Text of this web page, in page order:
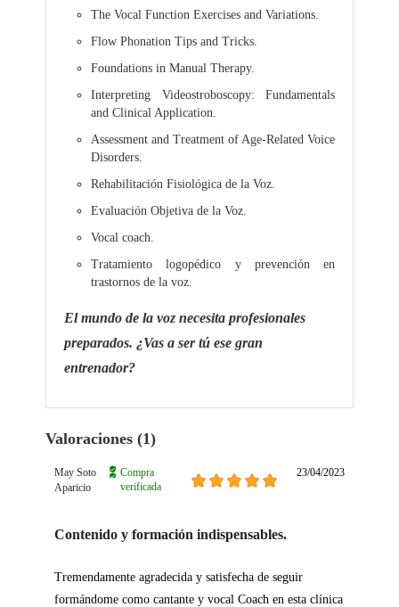
The Vocal Function Exercises and Variations.
Flow Phonation Tips and Tricks.
Foundations in Manual Therapy.
Interpreting Videostroboscopy: Fundamentals
and Clinical Application.
Assessment and Treatment of Age-Related Voice
Disorders.
Rehabilitación Fisiológica de la Voz.
Evaluación Objetiva de la Voz.
Vocal coach.
Tratamiento logopédico y prevención en
trastornos de la voz.
El mundo de la voz necesita profesionales
preparados. ¿Vas a ser tú ese gran
entrenador?
Valoraciones (1)
May Soto
Aparicio
Compra
verificada
23/04/2023
Contenido y formación indispensables.
Tremendamente agradecida y satisfecha de seguir
formándome como cantante y vocal Coach en esta clínica